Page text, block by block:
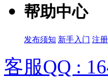
帮助中心
发布须知 新手入门 注
客服QQ :